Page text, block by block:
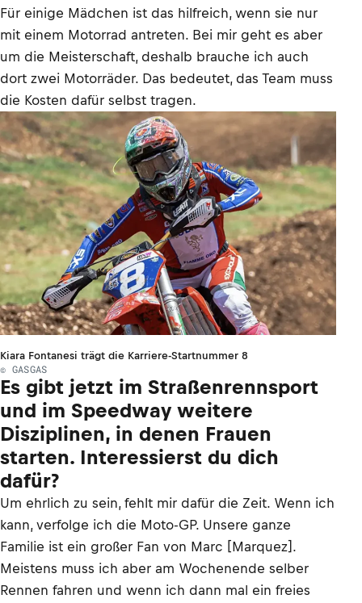
Für einige Mädchen ist das hilfreich, wenn sie nur
mit einem Motorrad antreten. Bei mir geht es aber
um die Meisterschaft, deshalb brauche ich auch
dort zwei Motorräder. Das bedeutet, das Team muss
die Kosten dafür selbst tragen.
Kiara Fontanesi trägt die Karriere-Startnummer 8
© GASGAS
Es gibt jetzt im Straßenrennsport
und im Speedway weitere
Disziplinen, in denen Frauen
starten. Interessierst du dich
dafür?
Um ehrlich zu sein, fehlt mir dafür die Zeit. Wenn ich
kann, verfolge ich die Moto-GP. Unsere ganze
Familie ist ein großer Fan von Marc [Marquez].
Meistens muss ich aber am Wochenende selber
Rennen fahren und wenn ich dann mal ein freies